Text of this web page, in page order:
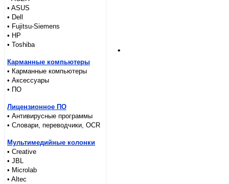
• ASUS
• Dell
• Fujitsu-Siemens
• HP
• Toshiba
Карманные компьютеры
• Карманные компьютеры
• Аксессуары
• ПО
Лицензионное ПО
• Антивирусные программы
• Словари, переводчики, OCR
Мультимедийные колонки
• Creative
• JBL
• Microlab
• Altec
.